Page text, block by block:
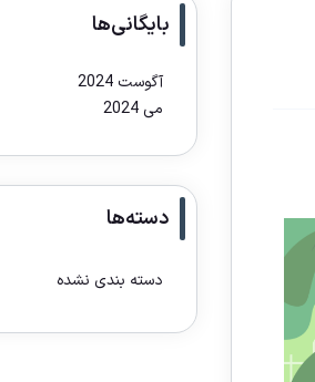
بایگانی‌ها
آگوست 2024
می 2024
دسته‌ها
دسته بندی نشده